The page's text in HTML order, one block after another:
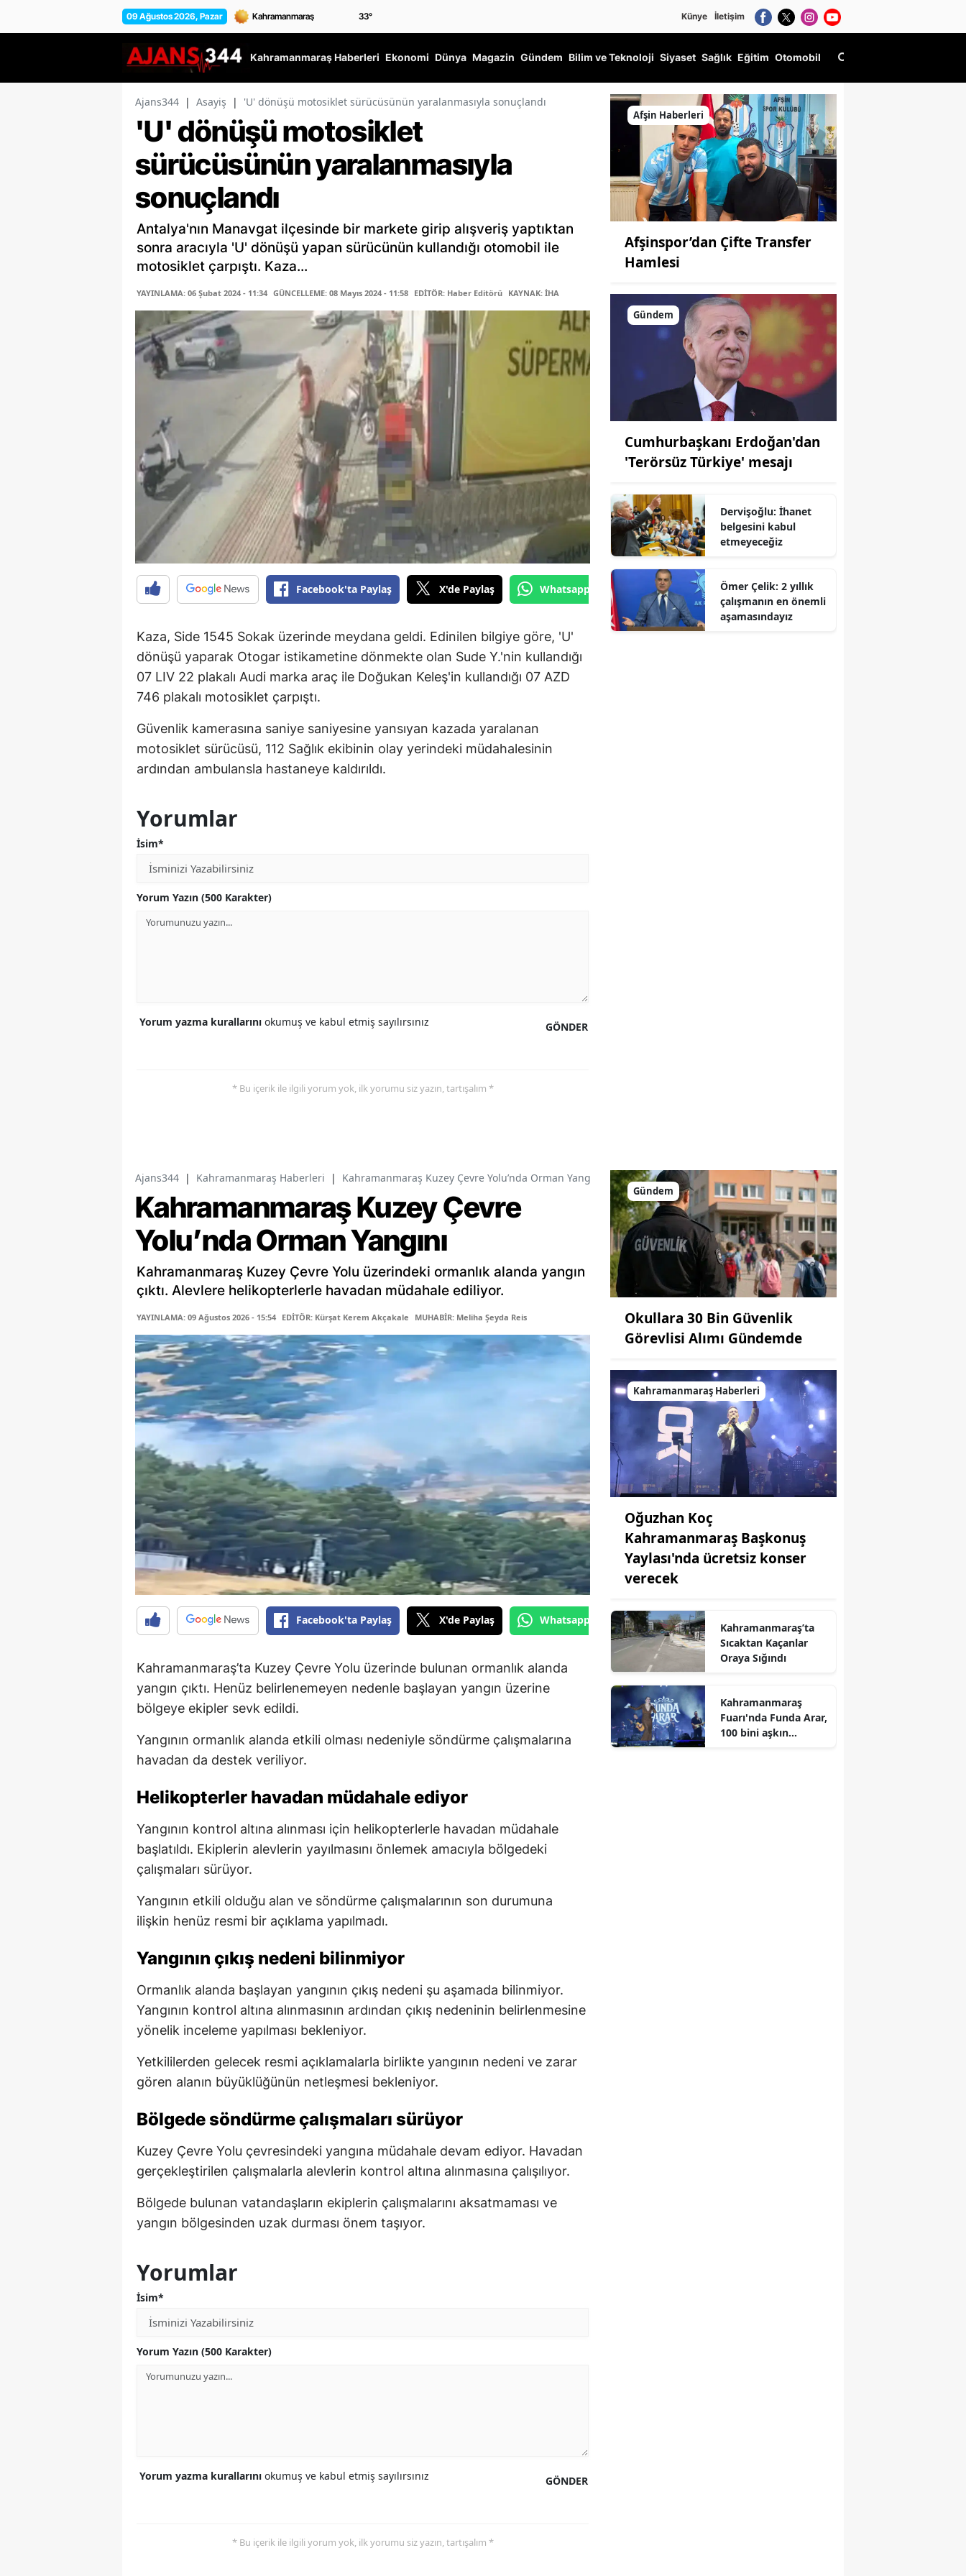
09 Ağustos 2026, Pazar 33° Künye İletişim
Kahramanmaraş Haberleri Ekonomi Dünya Magazin Gündem Bilim ve Teknoloji Siyaset Sağlık Eğitim Otomobil
Ajans344 | Asayiş | 'U' dönüşü motosiklet sürücüsünün yaralanmasıyla sonuçlandı
'U' dönüşü motosiklet
sürücüsünün yaralanmasıyla
sonuçlandı
Antalya'nın Manavgat ilçesinde bir markete girip alışveriş yaptıktan
sonra aracıyla 'U' dönüşü yapan sürücünün kullandığı otomobil ile
motosiklet çarpıştı. Kaza...
YAYINLAMA: 06 Şubat 2024 - 11:34 GÜNCELLEME: 08 Mayıs 2024 - 11:58 EDİTÖR: Haber Editörü KAYNAK: İHA
Facebook'ta Paylaş X'de Paylaş Whatsapp'tan Gönder
Kaza, Side 1545 Sokak üzerinde meydana geldi. Edinilen bilgiye göre, 'U'
dönüşü yaparak Otogar istikametine dönmekte olan Sude Y.'nin kullandığı
07 LIV 22 plakalı Audi marka araç ile Doğukan Keleş'in kullandığı 07 AZD
746 plakalı motosiklet çarpıştı.
Güvenlik kamerasına saniye saniyesine yansıyan kazada yaralanan
motosiklet sürücüsü, 112 Sağlık ekibinin olay yerindeki müdahalesinin
ardından ambulansla hastaneye kaldırıldı.
Yorumlar
İsim*
Yorum Yazın (500 Karakter)
GÖNDER
Yorum yazma kurallarını okumuş ve kabul etmiş sayılırsınız
* Bu içerik ile ilgili yorum yok, ilk yorumu siz yazın, tartışalım *
Afşin Haberleri
Afşinspor’dan Çifte Transfer
Hamlesi
Gündem
Cumhurbaşkanı Erdoğan'dan
'Terörsüz Türkiye' mesajı
Dervişoğlu: İhanet
belgesini kabul
etmeyeceğiz
Ömer Çelik: 2 yıllık
çalışmanın en önemli
aşamasındayız
Ajans344 | Kahramanmaraş Haberleri | Kahramanmaraş Kuzey Çevre Yolu’nda Orman Yangını
Kahramanmaraş Kuzey Çevre
Yolu’nda Orman Yangını
Kahramanmaraş Kuzey Çevre Yolu üzerindeki ormanlık alanda yangın
çıktı. Alevlere helikopterlerle havadan müdahale ediliyor.
YAYINLAMA: 09 Ağustos 2026 - 15:54 EDİTÖR: Kürşat Kerem Akçakale MUHABİR: Meliha Şeyda Reis
Facebook'ta Paylaş X'de Paylaş Whatsapp'tan Gönder
Kahramanmaraş’ta Kuzey Çevre Yolu üzerinde bulunan ormanlık alanda
yangın çıktı. Henüz belirlenemeyen nedenle başlayan yangın üzerine
bölgeye ekipler sevk edildi.
Yangının ormanlık alanda etkili olması nedeniyle söndürme çalışmalarına
havadan da destek veriliyor.
Helikopterler havadan müdahale ediyor
Yangının kontrol altına alınması için helikopterlerle havadan müdahale
başlatıldı. Ekiplerin alevlerin yayılmasını önlemek amacıyla bölgedeki
çalışmaları sürüyor.
Yangının etkili olduğu alan ve söndürme çalışmalarının son durumuna
ilişkin henüz resmi bir açıklama yapılmadı.
Yangının çıkış nedeni bilinmiyor
Ormanlık alanda başlayan yangının çıkış nedeni şu aşamada bilinmiyor.
Yangının kontrol altına alınmasının ardından çıkış nedeninin belirlenmesine
yönelik inceleme yapılması bekleniyor.
Yetkililerden gelecek resmi açıklamalarla birlikte yangının nedeni ve zarar
gören alanın büyüklüğünün netleşmesi bekleniyor.
Bölgede söndürme çalışmaları sürüyor
Kuzey Çevre Yolu çevresindeki yangına müdahale devam ediyor. Havadan
gerçekleştirilen çalışmalarla alevlerin kontrol altına alınmasına çalışılıyor.
Bölgede bulunan vatandaşların ekiplerin çalışmalarını aksatmaması ve
yangın bölgesinden uzak durması önem taşıyor.
Yorumlar
İsim*
Yorum Yazın (500 Karakter)
GÖNDER
Yorum yazma kurallarını okumuş ve kabul etmiş sayılırsınız
* Bu içerik ile ilgili yorum yok, ilk yorumu siz yazın, tartışalım *
Gündem
Okullara 30 Bin Güvenlik
Görevlisi Alımı Gündemde
Kahramanmaraş Haberleri
Oğuzhan Koç
Kahramanmaraş Başkonuş
Yaylası'nda ücretsiz konser
verecek
Kahramanmaraş’ta
Sıcaktan Kaçanlar
Oraya Sığındı
Kahramanmaraş
Fuarı'nda Funda Arar,
100 bini aşkın